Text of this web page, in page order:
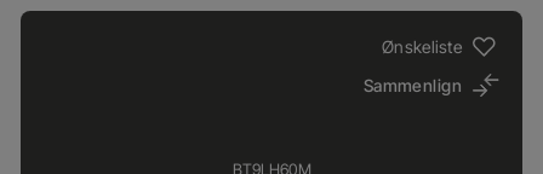
Ønskeliste
Sammenlign
BT9LH60M